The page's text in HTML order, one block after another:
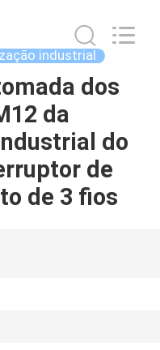
industrial
dos
da
do
de
de 3 fios